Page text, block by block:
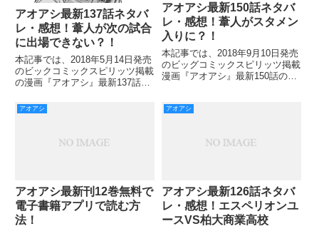
アオアシ最新137話ネタバ
レ・感想！葦人が次の試合
に出場できない？！
本記事では、2018年5月14日発売
のビックコミックスピリッツ掲載
の漫画『アオアシ』最新137話の
ます。 試合終了間際、追加点プ
ランがあったものの諦めかけてい
にどう動いて欲しいかと
アオアシ最新150話ネタバ
レ・感想！葦人がスタメン
入りに？！
本記事では、2018年9月10日発売
のビッグコミックスピリッツ掲載
漫画『アオアシ』最新150話のネ
ことを監督に命じられた桐木。
アオアシ
アオアシ最新刊12巻無料で
電子書籍アプリで読む方
法！
アオアシ
アオアシ最新126話ネタバ
レ・感想！エスペリオンユ
ースVS柏大商業高校